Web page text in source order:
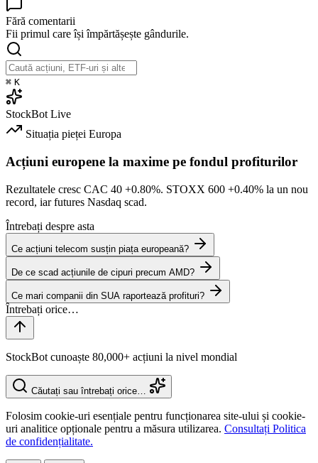
Fără comentarii
Fii primul care își împărtășește gândurile.
⌘ K
StockBot Live
Situația pieței Europa
Acțiuni europene la maxime pe fondul profiturilor
Rezultatele cresc CAC 40 +0.80%. STOXX 600 +0.40% la un nou
record, iar futures Nasdaq scad.
Întrebați despre asta
Ce acțiuni telecom susțin piața europeană?
De ce scad acțiunile de cipuri precum AMD?
Ce mari companii din SUA raportează profituri?
StockBot cunoaște 80,000+ acțiuni la nivel mondial
Căutați sau întrebați orice…
Folosim cookie-uri esențiale pentru funcționarea site-ului și cookie-
uri analitice opționale pentru a măsura utilizarea. Consultați Politica
de confidențialitate.